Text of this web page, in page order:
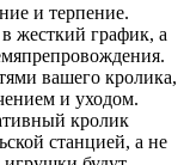
и терпение.
жесткий график, а
вашего кролика,
и уходом.
кролик
станцией, а не